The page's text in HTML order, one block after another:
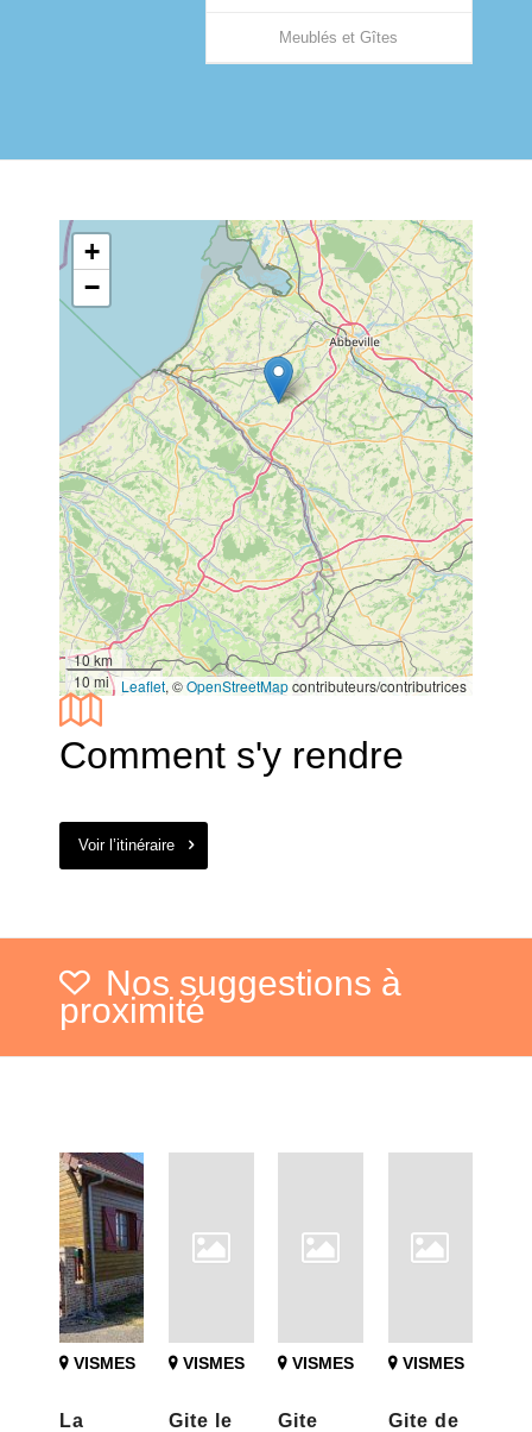
Meublés et Gîtes
+
−
10 km
10 mi
Leaflet, ©OpenStreetMapcontributeurs/contributrices
Comment s'y rendre
Voir l’itinéraire
Nos suggestions à
proximité
VISMES
La
VISMES
Gite le
VISMES
Gite
VISMES
Gite de